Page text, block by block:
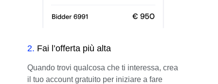
2. Fai l’offerta più alta
Quando trovi qualcosa che ti interessa, crea
il tuo account gratuito per iniziare a fare